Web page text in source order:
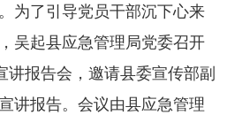
为了引导党员干部沉下心来
吴起县应急管理局党委召开
讲报告会，邀请县委宣传部副
讲报告。会议由县应急管理